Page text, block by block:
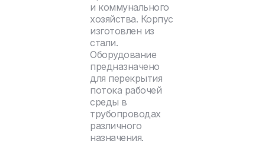
и коммунального
хозяйства. Корпус
изготовлен из
стали.
Оборудование
предназначено
для перекрытия
потока рабочей
среды в
трубопроводах
различного
назначения.